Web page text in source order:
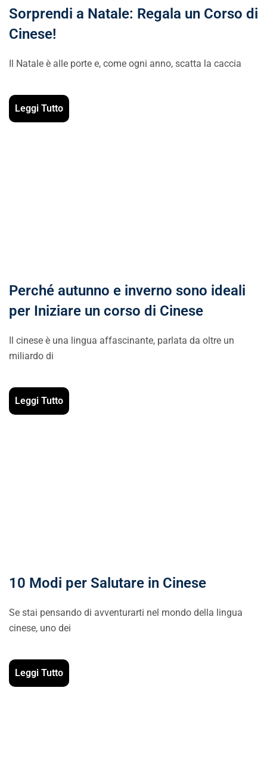
Sorprendi a Natale: Regala un Corso di
Cinese!
Il Natale è alle porte e, come ogni anno, scatta la caccia
Leggi Tutto
Perché autunno e inverno sono ideali
per Iniziare un corso di Cinese
Il cinese è una lingua affascinante, parlata da oltre un
miliardo di
Leggi Tutto
10 Modi per Salutare in Cinese
Se stai pensando di avventurarti nel mondo della lingua
cinese, uno dei
Leggi Tutto